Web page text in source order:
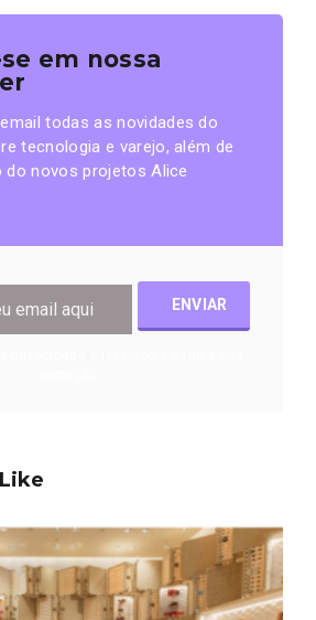
em nossa
todas as novidades do
tecnologia e varejo, além de
novos projetos Alice